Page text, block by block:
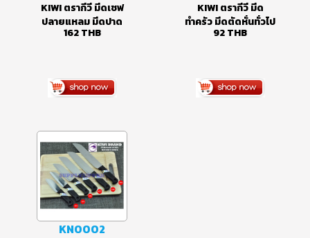
KIWI ตรากีวี มีดเชฟ
ปลายแหลม มีดปาด
เนื้อ มีดแล่เนื้อ สแตน
162 THB
KIWI ตรากีวี มีด
ทำครัว มีดตัดหั่นทั่วไป
ใบมีดสแตนเลส ด้าม
นิ้ว
92THB
KN0002